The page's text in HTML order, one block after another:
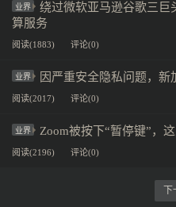
业界
绕过微软亚马逊谷歌三巨
算服务
阅读(1883) 评论(0)
业界 因严重安全隐私问题，
阅读(2017) 评论(0)
业界 Zoom被按下“暂停键”，
阅读(2196) 评论(0)